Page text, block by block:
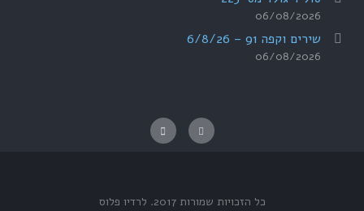
06/08/2026
שירים וקפה 91 – 6/8/26
06/08/2026
כל הזכויות שמורות 2017. לרדיו פלוס